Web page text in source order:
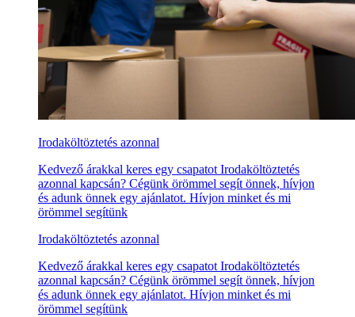
Irodaköltöztetés azonnal
Kedvező árakkal keres egy csapatot Irodaköltöztetés
azonnal kapcsán? Cégünk örömmel segít önnek, hívjon
és adunk önnek egy ajánlatot. Hívjon minket és mi
örömmel segítünk
Irodaköltöztetés azonnal
Kedvező árakkal keres egy csapatot Irodaköltöztetés
azonnal kapcsán? Cégünk örömmel segít önnek, hívjon
és adunk önnek egy ajánlatot. Hívjon minket és mi
örömmel segítünk